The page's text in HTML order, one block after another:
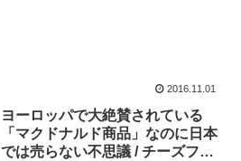
2016.11.01
ヨーロッパで大絶賛されている
「マクドナルド商品」なのに日本
では売らない不思議 / チーズフラ